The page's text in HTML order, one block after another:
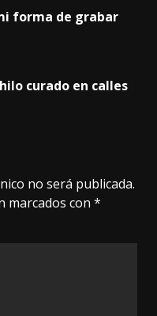
forma de grabar
curado en calles
no será publicada.
marcados con *